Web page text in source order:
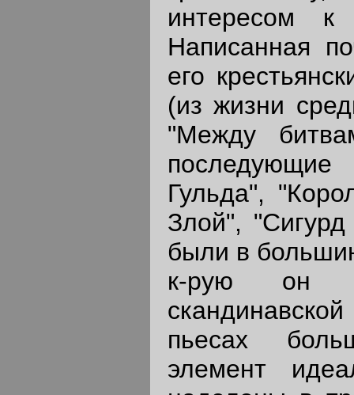
интересом к
Написанная
его
(из жизни
"Между
Гульда",
Злой",
были в
к-рую он
пьесах
элемент